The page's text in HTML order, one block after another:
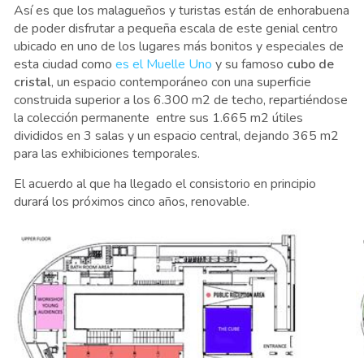
Así es que los malagueños y turistas están de enhorabuena
de poder disfrutar a pequeña escala de este genial centro
ubicado en uno de los lugares más bonitos y especiales de
esta ciudad como es el Muelle Uno y su famoso cubo de
cristal, un espacio contemporáneo con una superficie
construida superior a los 6.300 m2 de techo, repartiéndose
la colección permanente entre sus 1.665 m2 útiles
divididos en 3 salas y un espacio central, dejando 365 m2
para las exhibiciones temporales.
El acuerdo al que ha llegado el consistorio en principio
durará los próximos cinco años, renovable.